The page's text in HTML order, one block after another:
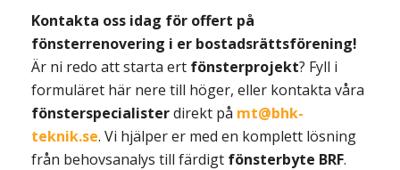
Kontakta oss idag för offert på
fönsterrenovering i er bostadsrättsförening!
Är ni redo att starta ert fönsterprojekt? Fyll i
formuläret här nere till höger, eller kontakta våra
fönsterspecialisterdirekt på mt@bhk-
teknik.se. Vi hjälper er med en komplett lösning
från behovsanalys till färdigt fönsterbyte BRF.